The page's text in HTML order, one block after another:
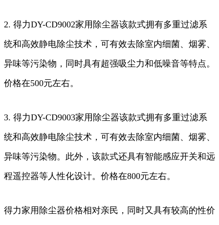
2. 得力DY-CD9002家用除尘器该款式拥有多重过滤系
统和高效静电除尘技术，可有效去除室内细菌、烟雾、
异味等污染物，同时具有超强吸尘力和低噪音等特点。
价格在500元左右。
3. 得力DY-CD9003家用除尘器该款式拥有多重过滤系
统和高效静电除尘技术，可有效去除室内细菌、烟雾、
异味等污染物。此外，该款式还具有智能感应开关和远
程遥控器等人性化设计。价格在800元左右。
得力家用除尘器价格相对亲民，同时又具有较高的性价